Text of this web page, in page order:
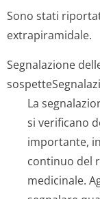
Sono stati
extrapiramidale.
Segnalazione
sospette
La
si verificano
importante,
continuo del
medicinale.